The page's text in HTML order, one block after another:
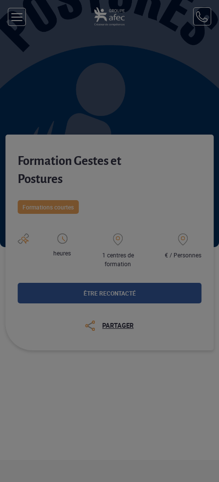
Formation Gestes et
Postures
Formations courtes
heures
1 centres de
formation
€ / Personnes
ÊTRE RECONTACTÉ
PARTAGER